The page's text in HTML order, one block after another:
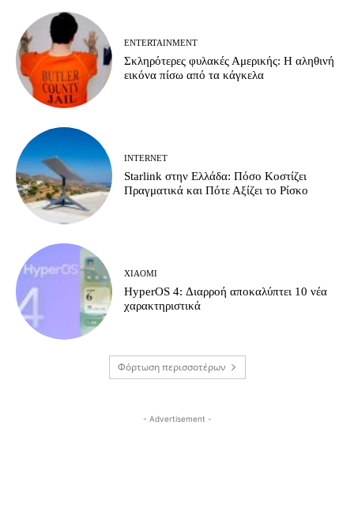
ENTERTAINMENT
Σκληρότερες φυλακές Αμερικής: Η αληθινή
εικόνα πίσω από τα κάγκελα
INTERNET
Starlink στην Ελλάδα: Πόσο Κοστίζει
Πραγματικά και Πότε Αξίζει το Ρίσκο
XIAOMI
HyperOS 4: Διαρροή αποκαλύπτει 10 νέα
χαρακτηριστικά
Φόρτωση περισσοτέρων
- Advertisement -